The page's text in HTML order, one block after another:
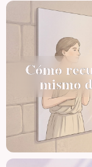
Cómo
mismo